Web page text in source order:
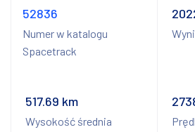
52836
Numer w katalogu
Spacetrack
517.69 km
Wysokość średnia